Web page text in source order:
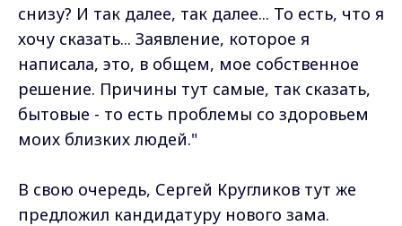
снизу? И так далее, так далее... То есть, что я
хочу сказать... Заявление, которое я
написала, это, в общем, мое собственное
решение. Причины тут самые, так сказать,
бытовые - то есть проблемы со здоровьем
моих близких людей."
В свою очередь, Сергей Кругликов тут же
предложил кандидатуру нового зама.